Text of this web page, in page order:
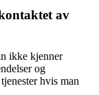
av
ikke kjenner
og
hvis man